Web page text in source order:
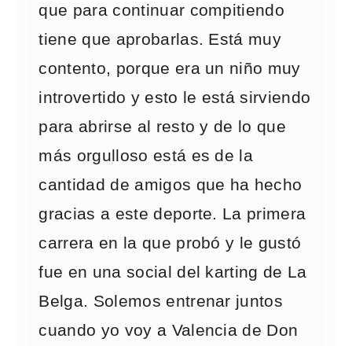
que para continuar compitiendo
tiene que aprobarlas. Está muy
contento, porque era un niño muy
introvertido y esto le está sirviendo
para abrirse al resto y de lo que
más orgulloso está es de la
cantidad de amigos que ha hecho
gracias a este deporte. La primera
carrera en la que probó y le gustó
fue en una social del karting de La
Belga. Solemos entrenar juntos
cuando yo voy a Valencia de Don